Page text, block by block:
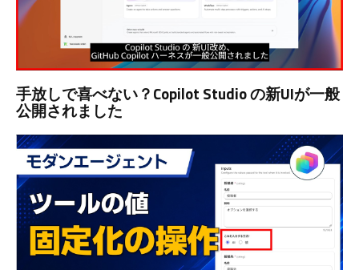
手放しで喜べない？Copilot Studio の新UIが一般
公開されました